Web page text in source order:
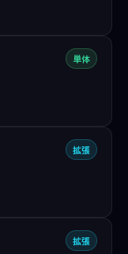
単体
拡張
拡張